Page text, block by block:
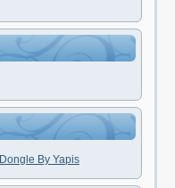
Dongle By Yapis